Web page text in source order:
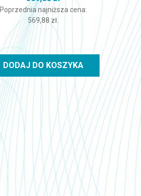
Poprzednia najniższa cena:
569,88 zł
DODAJ DO KOSZYKA